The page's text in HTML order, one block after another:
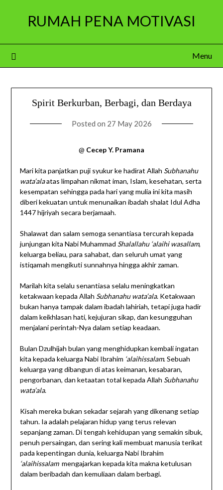
RUMAH PENA MOTIVASI
Menu
Spirit Berkurban, Berbagi, dan Berdaya
Posted on 27 May 2026
@ Cecep Y. Pramana
Mari kita panjatkan puji syukur ke hadirat Allah Subhanahu
wata’alaatas limpahan nikmat iman, Islam, kesehatan, serta
kesempatan sehingga pada hari yang mulia ini kita masih
diberi kekuatan untuk menunaikan ibadah shalat Idul Adha
1447 hijriyah secara berjamaah.
Shalawat dan salam semoga senantiasa tercurah kepada
junjungan kita Nabi Muhammad Shalallahu ‘alaihi wasallam,
keluarga beliau, para sahabat, dan seluruh umat yang
istiqamah mengikuti sunnahnya hingga akhir zaman.
Marilah kita selalu senantiasa selalu meningkatkan
ketakwaan kepada Allah Subhanahu wata’ala. Ketakwaan
bukan hanya tampak dalam ibadah lahiriah, tetapi juga hadir
dalam keikhlasan hati, kejujuran sikap, dan kesungguhan
menjalani perintah-Nya dalam setiap keadaan.
Bulan Dzulhijah bulan yang menghidupkan kembali ingatan
kita kepada keluarga Nabi Ibrahim ‘alaihissalam. Sebuah
keluarga yang dibangun di atas keimanan, kesabaran,
pengorbanan, dan ketaatan total kepada Allah Subhanahu
wata’ala.
Kisah mereka bukan sekadar sejarah yang dikenang setiap
tahun. Ia adalah pelajaran hidup yang terus relevan
sepanjang zaman. Di tengah kehidupan yang semakin sibuk,
penuh persaingan, dan sering kali membuat manusia terikat
pada kepentingan dunia, keluarga Nabi Ibrahim
‘alaihissalammengajarkan kepada kita makna ketulusan
dalam beribadah dan kemuliaan dalam berbagi.